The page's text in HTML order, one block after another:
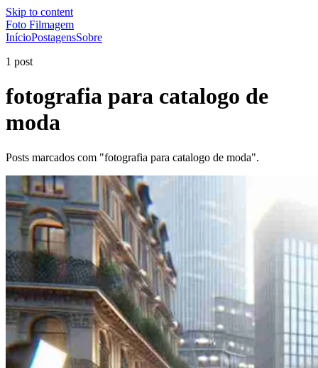
Skip to content
Foto Filmagem
InícioPostagensSobre
1 post
fotografia para catalogo de
moda
Posts marcados com "fotografia para catalogo de moda".